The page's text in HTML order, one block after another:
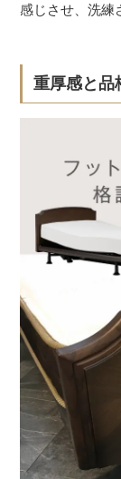
感じさせ、洗練
重厚感と品